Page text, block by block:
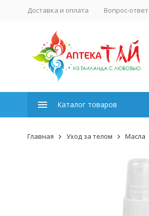
Доставка и оплата Вопрос-ответ
Каталог товаров
Главная Уход за телом Масла